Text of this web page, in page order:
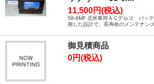
11,500円(税込)
58-6MF 北米車用ＡＣデルコ バッ
視した設計で、長寿命のメンテナン
御見積商品
0円(税込)